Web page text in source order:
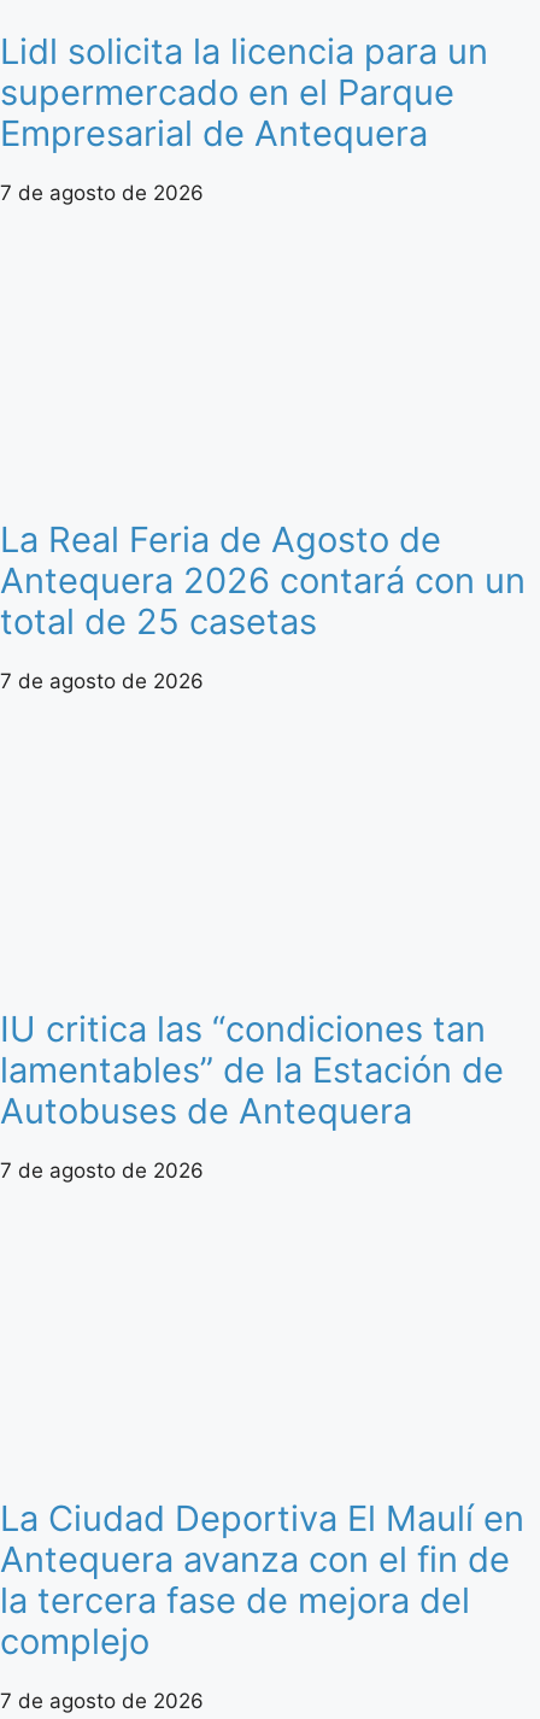
Lidl solicita la licencia para un
supermercado en el Parque
Empresarial de Antequera
7 de agosto de 2026
La Real Feria de Agosto de
Antequera 2026 contará con un
total de 25 casetas
7 de agosto de 2026
IU critica las “condiciones tan
lamentables” de la Estación de
Autobuses de Antequera
7 de agosto de 2026
La Ciudad Deportiva El Maulí en
Antequera avanza con el fin de
la tercera fase de mejora del
complejo
7 de agosto de 2026